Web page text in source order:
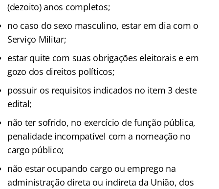
(dezoito) anos completos;
no caso do sexo masculino, estar em dia com o
Serviço Militar;
estar quite com suas obrigações eleitorais e em
gozo dos direitos políticos;
possuir os requisitos indicados no item 3 deste
edital;
não ter sofrido, no exercício de função pública,
penalidade incompatível com a nomeação no
cargo público;
não estar ocupando cargo ou emprego na
administração direta ou indireta da União, dos